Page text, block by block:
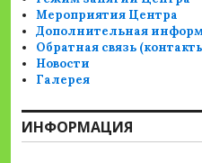
Мероприятия Центра
Дополнительная
Обратная связь
Новости
Галерея
ИНФОРМАЦИЯ